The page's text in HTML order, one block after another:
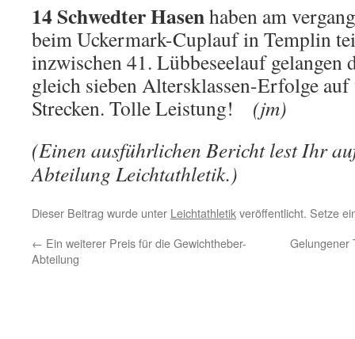
14 Schwedter Hasenhaben am
beim Uckermark-Cuplauf in Templin
inzwischen 41. Lübbeseelauf gelangen
gleich sieben Altersklassen-Erfolge auf
Strecken. Tolle Leistung! (jm)
(Einen ausführlichen Bericht lest Ihr
Abteilung Leichtathletik.)
Dieser Beitrag wurde unter Leichtathletikveröffentlicht. Setze
← Ein weiterer Preis für die Gewichtheber-
Abteilung
Gelungener